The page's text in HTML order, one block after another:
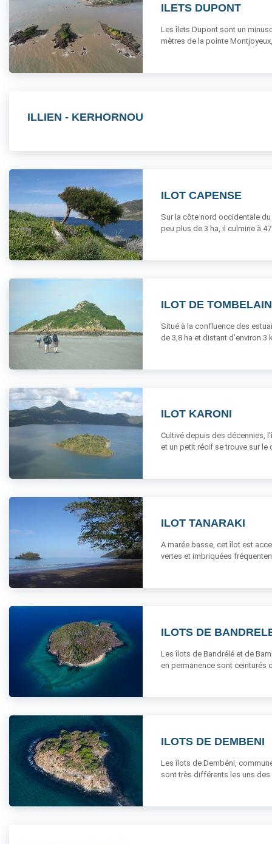
ILETS DUPONT
Les îlets Dupont sont un
mètres de la pointe
ILLIEN - KERHORNOU
ILOT CAPENSE
Sur la côte nord occidentale
peu plus de 3 ha, il culmine à
ILOT DE
Situé à la confluence des
de 3,8 ha et distant d’environ 3
ILOT KARONI
Cultivé depuis des décennies,
et un petit récif se trouve sur le
ILOT TANARAKI
A marée basse, cet îlot est
vertes et imbriquées
ILOTS DE
Les îlots de Bandrélé et de
en permanence sont ceinturés
ILOTS DE DEMBENI
Les îlots de Dembéni,
sont très différents les uns des